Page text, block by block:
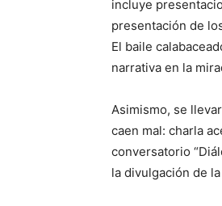
incluye
presentación de
El baile
narrativa en la
Asimismo, se
caen mal: charla
conversatorio
la divulgación de la